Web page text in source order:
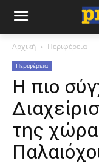
Αρχική Περιφέρεια
Περιφέρεια
Η πιο
της